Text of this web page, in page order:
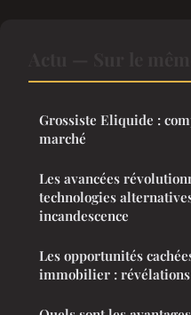
Grossiste Eliquide :
marché
Les avancées
technologies
incandescence
Les opportunités
immobilier :